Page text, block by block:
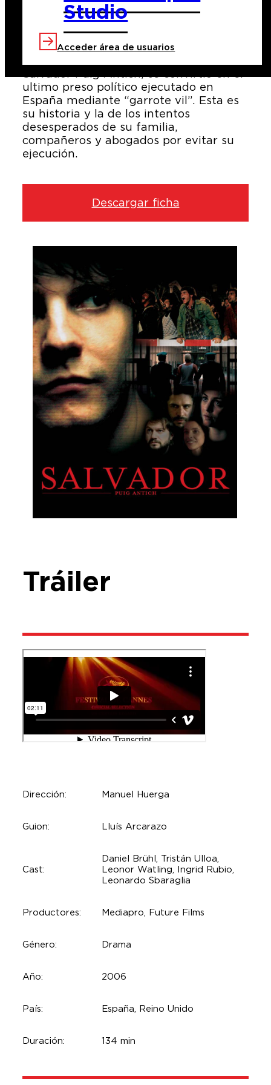
Studio
Acceder área de usuarios
El 2 de Marzo de 1974, el joven militante
ultimo preso político ejecutado en
España mediante “garrote vil”. Esta es
su historia y la de los intentos
desesperados de su familia,
compañeros y abogados por evitar su
ejecución.
Descargar ficha
Tráiler
Dirección: Manuel Huerga
Guion: Lluís Arcarazo
Cast:
Daniel Brühl, Tristán Ulloa,
Leonor Watling, Ingrid Rubio,
Leonardo Sbaraglia
Productores: Mediapro, Future Films
Género: Drama
Año: 2006
País: España, Reino Unido
Duración: 134 min